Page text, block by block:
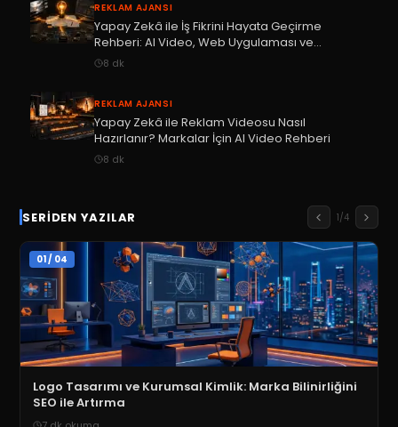
REKLAM AJANSI
Yapay Zekâ ile İş Fikrini Hayata Geçirme
Rehberi: AI Video, Web Uygulaması ve
Otomasyon
8 dk
REKLAM AJANSI
Yapay Zekâ ile Reklam Videosu Nasıl
Hazırlanır? Markalar İçin AI Video Rehberi
8 dk
SERIDEN YAZILAR 1/4
01/ 04
Logo Tasarımı ve Kurumsal Kimlik: Marka Bilinirliğini
SEO ile Artırma